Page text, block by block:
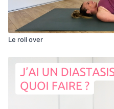
Le roll over